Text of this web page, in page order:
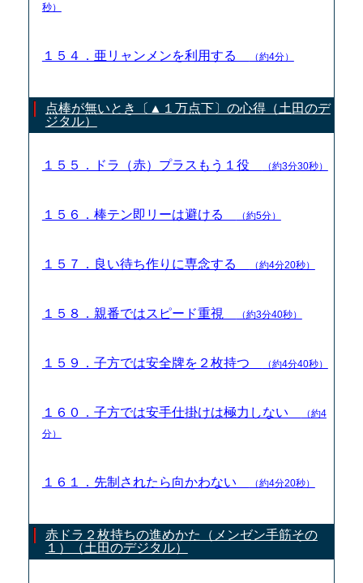
秒）
１５４．亜リャンメンを利用する （約4分）
点棒が無いとき〔▲１万点下〕の心得（土田のデ
ジタル）
１５５．ドラ（赤）プラスもう１役 （約3分30秒）
１５６．棒テン即リーは避ける （約5分）
１５７．良い待ち作りに専念する （約4分20秒）
１５８．親番ではスピード重視 （約3分40秒）
１５９．子方では安全牌を２枚持つ （約4分40秒）
１６０．子方では安手仕掛けは極力しない
（約4
分）
１６１．先制されたら向かわない （約4分20秒）
赤ドラ２枚持ちの進めかた（メンゼン手筋その
１）（土田のデジタル）